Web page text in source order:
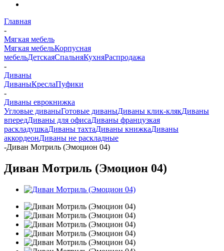
Главная
-
Мягкая мебель
Мягкая мебельКорпусная
мебельДетскаяСпальняКухняРаспродажа
-
Диваны
ДиваныКреслаПуфики
-
Диваны еврокнижка
Угловые диваныГотовые диваныДиваны клик-клякДиваны
впередДиваны для офисаДиваны французкая
раскладушкаДиваны тахтаДиваны книжкаДиваны
аккордеонДиваны не раскладные
-Диван Мотриль (Эмоцион 04)
Диван Мотриль (Эмоцион 04)